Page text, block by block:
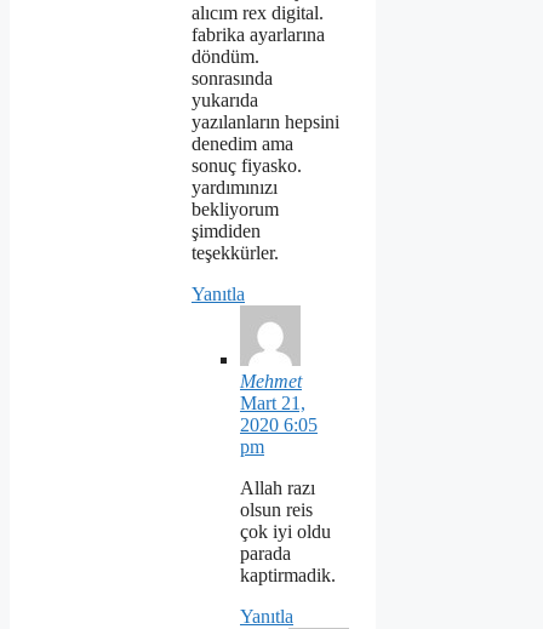
alıcım rex digital.
fabrika ayarlarına
döndüm.
sonrasında
yukarıda
yazılanların hepsini
denedim ama
sonuç fiyasko.
yardımınızı
bekliyorum
şimdiden
teşekkürler.
Yanıtla
Mehmet
Mart 21,
2020 6:05
pm
Allah razı
olsun reis
çok iyi oldu
parada
kaptirmadik.
Yanıtla